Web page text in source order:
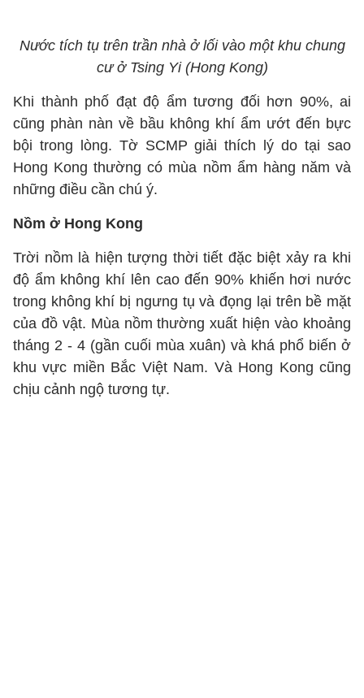
Nước tích tụ trên trần nhà ở lối vào một khu chung
cư ở Tsing Yi (Hong Kong)
Khi thành phố đạt độ ẩm tương đối hơn 90%, ai
cũng phàn nàn về bầu không khí ẩm ướt đến bực
bội trong lòng. Tờ SCMP giải thích lý do tại sao
Hong Kong thường có mùa nồm ẩm hàng năm và
những điều cần chú ý.
Nồm ở Hong Kong
Trời nồm là hiện tượng thời tiết đặc biệt xảy ra khi
độ ẩm không khí lên cao đến 90% khiến hơi nước
trong không khí bị ngưng tụ và đọng lại trên bề mặt
của đồ vật. Mùa nồm thường xuất hiện vào khoảng
tháng 2 - 4 (gần cuối mùa xuân) và khá phổ biến ở
khu vực miền Bắc Việt Nam. Và Hong Kong cũng
chịu cảnh ngộ tương tự.